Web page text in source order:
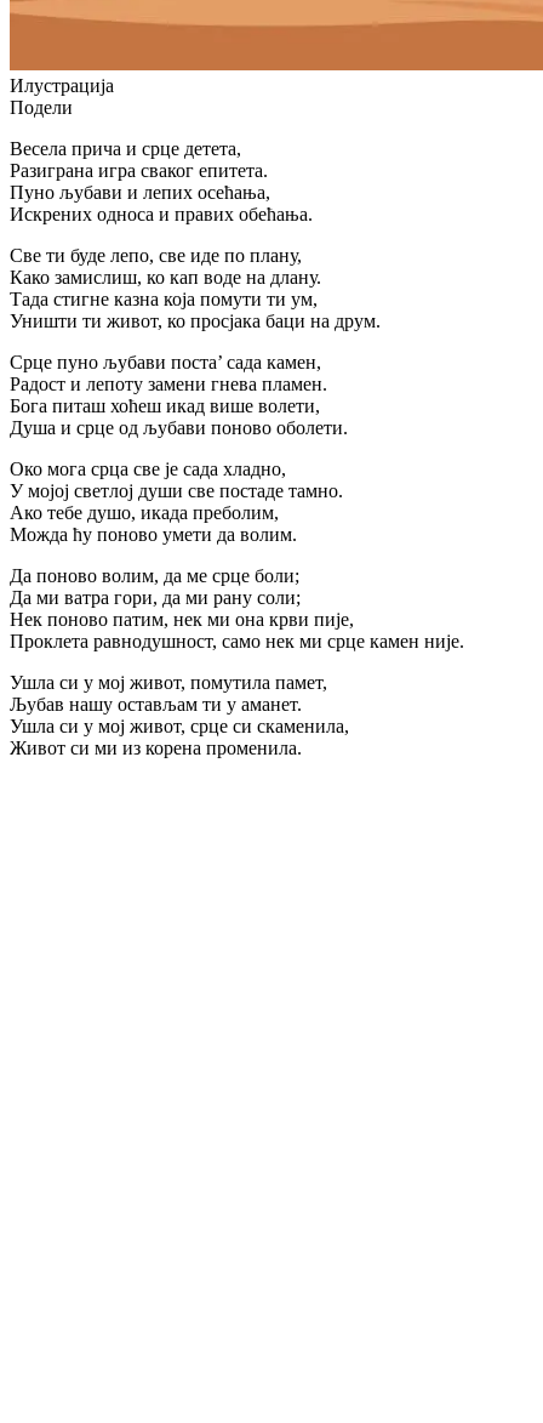
Илустрацијa
Подели
Весела прича и срце детета,
Разиграна игра сваког епитета.
Пуно љубави и лепих осећања,
Искрених односа и правих обећања.
Све ти буде лепо, све иде по плану,
Како замислиш, ко кап воде на длану.
Тада стигне казна која помути ти ум,
Уништи ти живот, ко просјака баци на друм.
Срце пуно љубави поста’ сада камен,
Радост и лепоту замени гнева пламен.
Бога питаш хоћеш икад више волети,
Душа и срце од љубави поново оболети.
Око мога срца све је сада хладно,
У мојој светлој души све постаде тамно.
Ако тебе душо, икада преболим,
Можда ћу поново умети да волим.
Да поново волим, да ме срце боли;
Да ми ватра гори, да ми рану соли;
Нек поново патим, нек ми она крви пије,
Проклета равнодушност, само нек ми срце камен није.
Ушла си у мој живот, помутила памет,
Љубав нашу остављам ти у аманет.
Ушла си у мој живот, срце си скаменила,
Живот си ми из корена променила.